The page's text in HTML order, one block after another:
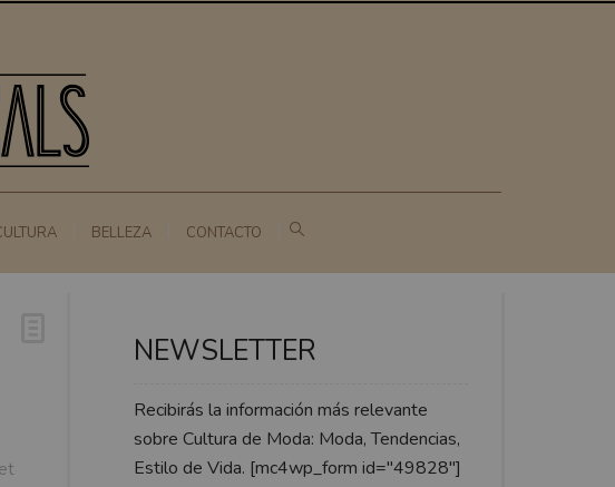
BELLEZA CONTACTO
NEWSLETTER
Recibirás la información más relevante
sobre Cultura de Moda: Moda, Tendencias,
Estilo de Vida. [mc4wp_form id="49828"]